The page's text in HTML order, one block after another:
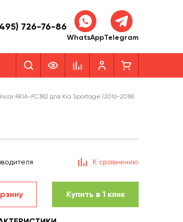
726-76-86
WhatsAppTelegram
RKIA-FC382 для Kia Sportage (2016-2018)
К сравнению
Купить в 1 клик